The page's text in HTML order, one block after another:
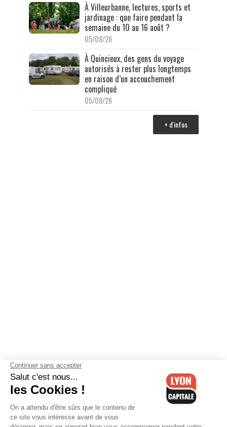
À Villeurbanne, lectures, sports et
jardinage : que faire pendant la
semaine du 10 au 16 août ?
05/08/26
À Quincieux, des gens du voyage
autorisés à rester plus longtemps
en raison d’un accouchement
compliqué
05/08/26
+ d'infos